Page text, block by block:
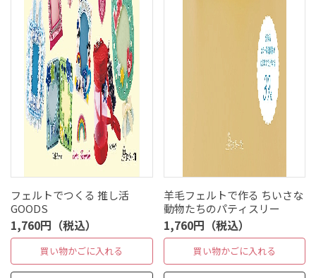
フェルトでつくる 推し活
GOODS
1,760円（税込）
買い物かごに入れる
羊毛フェルトで作る ちいさな
動物たちのパティスリー
1,760円（税込）
買い物かごに入れる